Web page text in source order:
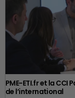
PME-ETI.fr et la
de l’international